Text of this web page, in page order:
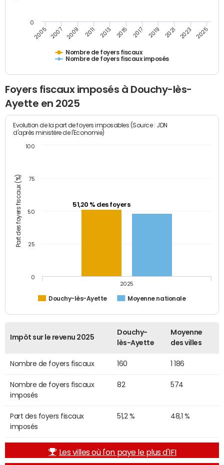
Nombre de foyers fiscaux
Nombre de foyers fiscaux imposés
2005 2007 2009 2011 2013 2015 2017 2019 2021 2023 2025
0
Foyers fiscaux imposés à Douchy-lès-
Ayette en 2025
Part des foyers fiscaux (%)
Evolution de la part de foyers imposables (Source : JDN
d'après ministère de l'Economie)
51,20 % des foyers
Douchy-lès-Ayette Moyenne nationale
2025
0
25
50
75
100
Impôt sur le revenu 2025
Douchy-
lès-Ayette
Moyenne
des villes
Nombre de foyers fiscaux 160 1 186
Nombre de foyers fiscaux
imposés
82 574
Part des foyers fiscaux
imposés
51,2 % 48,1 %
Les villes où l'on paye le plus d'IFI